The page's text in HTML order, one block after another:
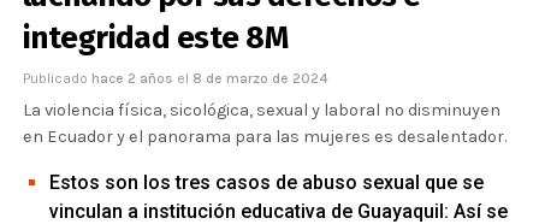
integridad este 8M
Publicado hace 2 años el 8 de marzo de 2024
La violencia física, sicológica, sexual y laboral no disminuyen
en Ecuador y el panorama para las mujeres es desalentador.
Estos son los tres casos de abuso sexual que se
vinculan a institución educativa de Guayaquil: Así se